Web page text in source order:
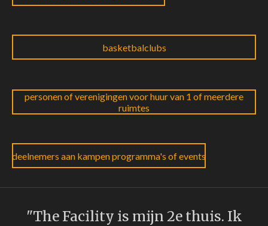
basketbalclubs
personen of verenigingen voor huur van 1 of meerdere
ruimtes
deelnemers aan kampen programma's of events
"The Facility is mijn 2e thuis. Ik